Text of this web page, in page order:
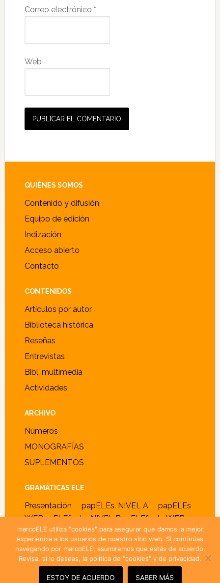
Correo electrónico *
Web
Footer
QUIÉNES SOMOS
Contenido y difusión
Equipo de edición
Indización
Acceso abierto
Contacto
CONTENIDOS
Artículos por autor
Biblioteca histórica
Reseñas
Entrevistas
Bibl. multimedia
Actividades
ARCHIVO
Números
MONOGRAFÍAS
SUPLEMENTOS
GRAMÁTICAS ELE
Presentación papELEs. NIVEL A
papELEs
WEB
ELEfante. NIVEL B ELEfante WEB
© 2005–2026 ·marcoELE· ISSN 1885-2211 ·Política de
cookies y privacidad
marcoELE utiliza "cookies" para asegurar que damos la mejor
experiencia a los usuarios de nuestro sitio web. Si continúas
navegando por marcoELE, asumiremos que estás de acuerdo.
Revisa, si lo deseas, la política de "cookies" y de privacidad.
ESTOY DE ACUERDO SABER MÁS